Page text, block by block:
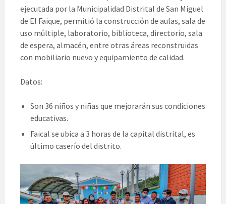
ejecutada por la Municipalidad Distrital de San Miguel
de El Faique, permitió la construcción de aulas, sala de
uso múltiple, laboratorio, biblioteca, directorio, sala
de espera, almacén, entre otras áreas reconstruidas
con mobiliario nuevo y equipamiento de calidad.
Datos:
Son 36 niños y niñas que mejorarán sus condiciones
educativas.
Faical se ubica a 3 horas de la capital distrital, es
último caserío del distrito.